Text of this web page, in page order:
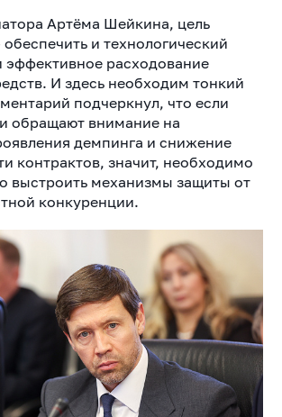
Артёма Шейкина, цель
и технологический
эффективное расходование
И здесь необходим тонкий
подчеркнул, что если
обращают внимание на
демпинга и снижение
контрактов, значит, необходимо
выстроить механизмы защиты от
конкуренции.